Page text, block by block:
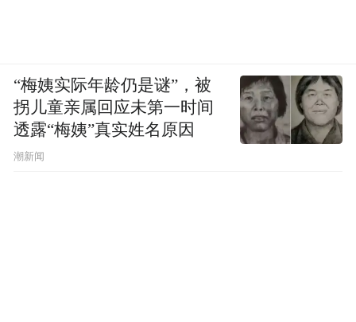
“梅姨实际年龄仍是谜”，被
拐儿童亲属回应未第一时间
透露“梅姨”真实姓名原因
潮新闻